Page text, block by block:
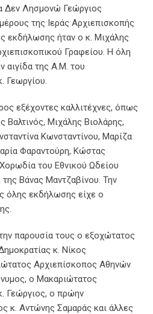
Δεν Λησμονώ Γεώργιος
της Ιεράς Αρχιεπισκοπής
εκδήλωσης ήταν ο κ. Μιχάλης
Γραφείου. Η όλη
αιγίδα της Α.Μ. του
Γεωργίου.
εξέχοντες καλλιτέχνες, όπως
Βαλτινός, Μιχάλης Βιολάρης,
Κωνσταντίνου, Μαρίζα
Φαραντούρη, Κώστας
του Εθνικού Ωδείου
Βάνας Μαντζαβίνου. Την
όλης εκδήλωσης είχε ο
παρουσία τους ο εξοχώτατος
κ. Νίκος
Αρχιεπίσκοπος Αθηνών
ο Μακαριώτατος
Γεώργιος, ο πρώην
κ. Αντώνης Σαμαράς και άλλες